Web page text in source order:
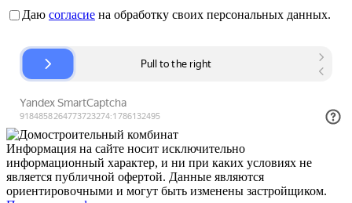
Даю согласие на обработку своих персональных данных.
Информация на сайте носит исключительно
информационный характер, и ни при каких условиях не
является публичной офертой. Данные являются
ориентировочными и могут быть изменены застройщиком.